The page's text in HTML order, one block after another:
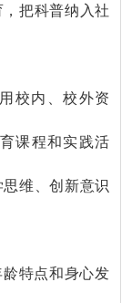
把科普纳入社
校内、校外资
课程和实践活
维、创新意识
特点和身心发